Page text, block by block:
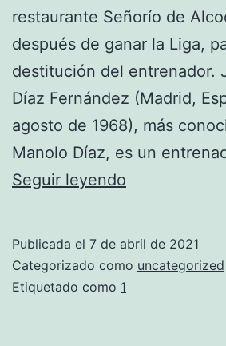
restaurante Señorío de
después de ganar la Liga,
destitución del entrenador.
Díaz Fernández (Madrid,
agosto de 1968), más
Manolo Díaz, es un
Seguir leyendo
madrid
Publicada el 7 de abril de 2021
Categorizado como uncategorized
Etiquetado como 1